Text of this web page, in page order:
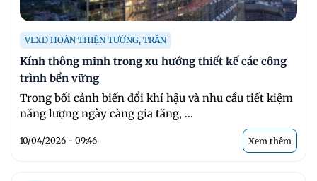
VLXD HOÀN THIỆN TƯỜNG, TRẦN
Kính thông minh trong xu hướng thiết kế các công
trình bền vững
Trong bối cảnh biến đổi khí hậu và nhu cầu tiết kiệm
năng lượng ngày càng gia tăng, ...
10/04/2026 - 09:46 Xem thêm